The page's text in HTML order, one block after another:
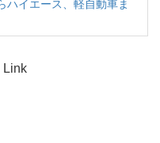
イエース、軽自動車ま
Link